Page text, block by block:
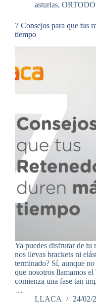
asturias,
7 Consejos para que tus
tiempo
Ya puedes disfrutar de
nos llevas brackets ni
terminado? Sí, aunque
que nosotros llamamos
comienza una fase tan
…
LLACA
24/02/